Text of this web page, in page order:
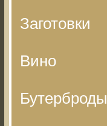
Заготовки
Вино
Бутерброды